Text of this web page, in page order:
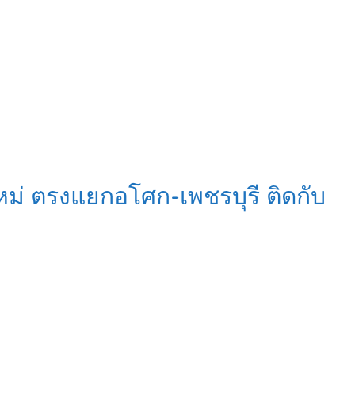
ตรงแยกอโศก-เพชรบุรี ติดกับ